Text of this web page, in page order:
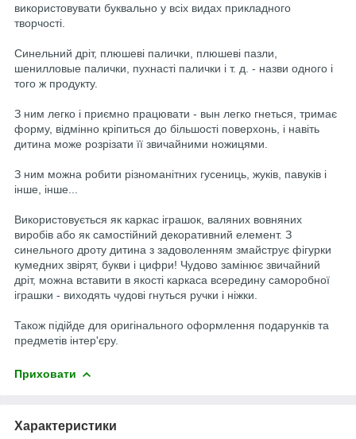
використовувати буквально у всіх видах прикладного
творчості.
Синельний дріт, плюшеві палички, плюшеві пазли,
шенилловые палички, пухнасті палички і т. д. - назви одного і
того ж продукту.
З ним легко і приємно працювати - вын легко гнеться, тримає
форму, відмінно кріпиться до більшості поверхонь, і навіть
дитина може розрізати її звичайними ножицями.
З ним можна робити різноманітних гусениць, жуків, павуків і
інше, інше...
Використовується як каркас іграшок, валяних вовняних
виробів або як самостійний декоративний елемент. З
синельного дроту дитина з задоволенням змайструє фігурки
кумедних звірят, букви і цифри! Чудово замінює звичайний
дріт, можна вставити в якості каркаса всередину саморобної
іграшки - виходять чудові гнуться ручки і ніжки.
Також підійде для оригінального оформлення подарунків та
предметів інтер'єру.
Приховати
Характеристики